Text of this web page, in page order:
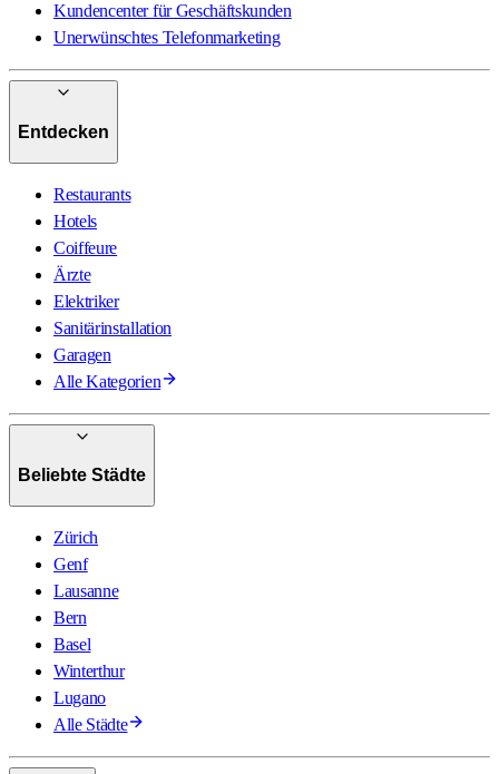
Kundencenter für Geschäftskunden
Unerwünschtes Telefonmarketing
Entdecken
Restaurants
Hotels
Coiffeure
Ärzte
Elektriker
Sanitärinstallation
Garagen
Alle Kategorien
Beliebte Städte
Zürich
Genf
Lausanne
Bern
Basel
Winterthur
Lugano
Alle Städte